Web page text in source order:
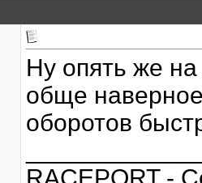
Ну опять же
обще
оборотов